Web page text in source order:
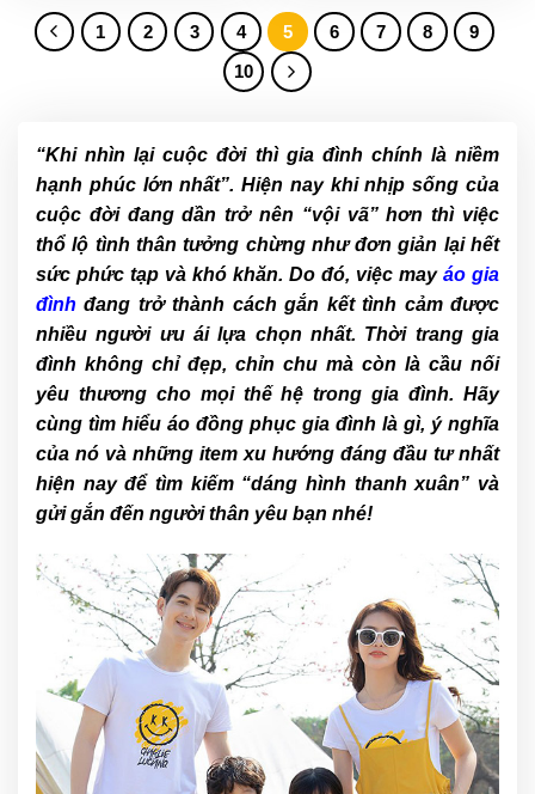
210,000₫
1 2 3 4 5 6 7 8
9
10
“Khi nhìn lại cuộc đời thì gia đình chính là niềm
hạnh phúc lớn nhất”. Hiện nay khi nhịp sống của
cuộc đời đang dần trở nên “vội vã” hơn thì việc
thổ lộ tình thân tưởng chừng như đơn giản lại hết
sức phức tạp và khó khăn. Do đó, việc may áo gia
đìnhđang trở thành cách gắn kết tình cảm được
nhiều người ưu ái lựa chọn nhất. Thời trang gia
đình không chỉ đẹp, chỉn chu mà còn là cầu nối
yêu thương cho mọi thế hệ trong gia đình. Hãy
cùng tìm hiểu áo đồng phục gia đình là gì, ý nghĩa
của nó và những item xu hướng đáng đầu tư nhất
hiện nay để tìm kiếm “dáng hình thanh xuân” và
gửi gắn đến người thân yêu bạn nhé!